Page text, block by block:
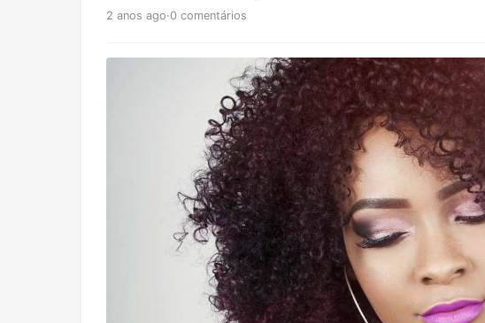
2 anos ago·0 comentários